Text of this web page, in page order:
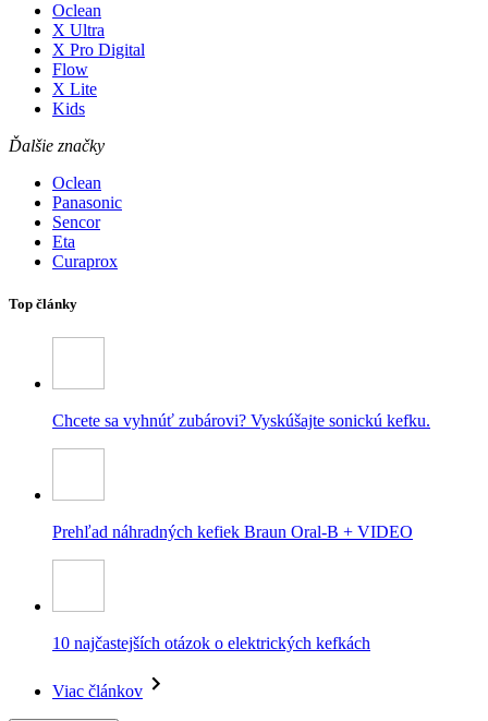
Oclean
X Ultra
X Pro Digital
Flow
X Lite
Kids
Ďalšie značky
Oclean
Panasonic
Sencor
Eta
Curaprox
Top články
Chcete sa vyhnúť zubárovi? Vyskúšajte sonickú kefku.
Prehľad náhradných kefiek Braun Oral-B + VIDEO
10 najčastejších otázok o elektrických kefkách
Viac článkov